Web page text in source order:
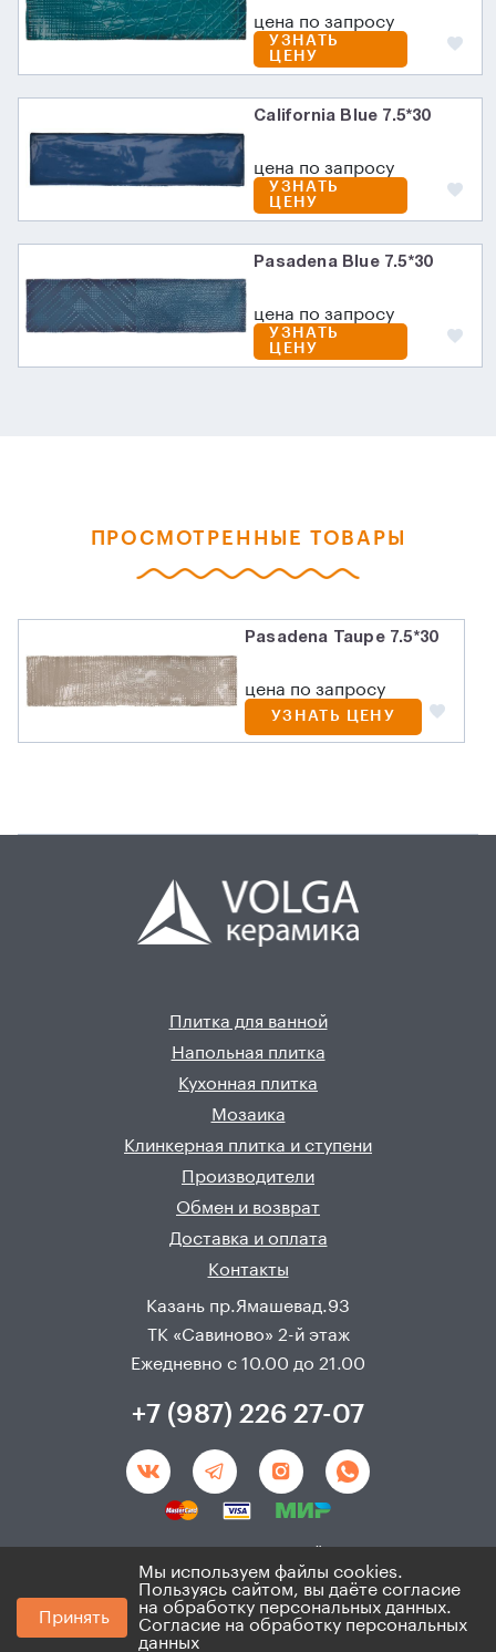
цена по запросу
УЗНАТЬ
ЦЕНУ
California Blue 7.5*30
цена по запросу
УЗНАТЬ
ЦЕНУ
Pasadena Blue 7.5*30
цена по запросу
УЗНАТЬ
ЦЕНУ
ПРОСМОТРЕННЫЕ ТОВАРЫ
Pasadena Taupe 7.5*30
цена по запросу
УЗНАТЬ ЦЕНУ
Плитка для ванной
Напольная плитка
Кухонная плитка
Мозаика
Клинкерная плитка и ступени
Производители
Обмен и возврат
Доставка и оплата
Контакты
Казань пр.Ямашевад.93
ТК «Савиново» 2-й этаж
Ежедневно с 10.00 до 21.00
+7 (987) 226 27-07
© 2008 - 2026. ИП Хадыев Р.И.(ИНН 166010471459). Не
является публичной офертой.
Политика по персональным данным и согласие на
Принять
Мы используем файлы cookies.
Пользуясь сайтом, вы даёте согласие
на обработку персональных данных.
Согласие на обработку персональных
данных